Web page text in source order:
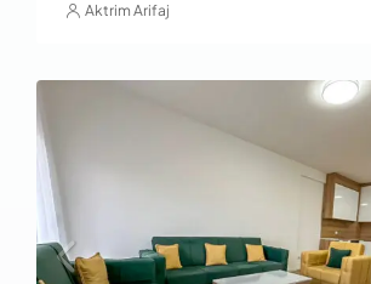
Aktrim Arifaj